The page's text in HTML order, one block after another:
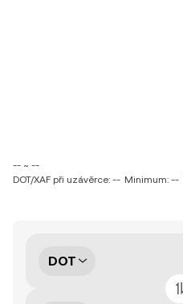
-- ~ --
DOT/XAF při uzávěrce: -- Minimum: --
DOT